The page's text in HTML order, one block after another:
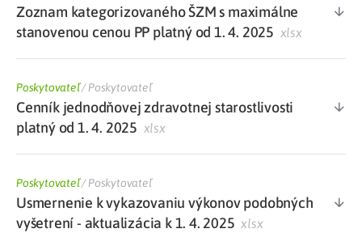
Zoznam kategorizovaného ŠZM s maximálne
stanovenou cenou PP platný od 1. 4. 2025 xlsx
Poskytovateľ/Poskytovateľ
Cenník jednodňovej zdravotnej starostlivosti
platný od 1. 4. 2025 xlsx
Poskytovateľ/Poskytovateľ
Usmernenie k vykazovaniu výkonov podobných
vyšetrení - aktualizácia k 1. 4. 2025 xlsx